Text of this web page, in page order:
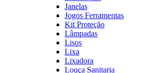
Janelas
Jogos Ferramentas
Kit Proteção
Lâmpadas
Lisos
Lixa
Lixadora
Louça Sanitaria